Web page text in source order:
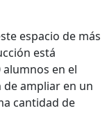
espacio de más
está
en el
ampliar en un
cantidad de